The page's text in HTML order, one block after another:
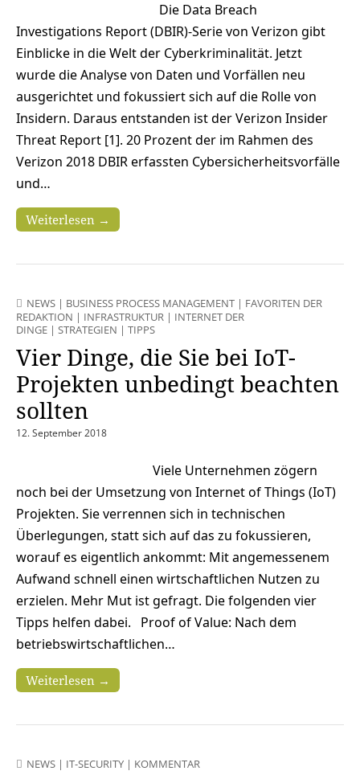
Die Data Breach
Investigations Report (DBIR)-Serie von Verizon gibt
Einblicke in die Welt der Cyberkriminalität. Jetzt
wurde die Analyse von Daten und Vorfällen neu
ausgerichtet und fokussiert sich auf die Rolle von
Insidern. Daraus entstanden ist der Verizon Insider
Threat Report [1]. 20 Prozent der im Rahmen des
Verizon 2018 DBIR erfassten Cybersicherheitsvorfälle
und…
Weiterlesen →
NEWS | BUSINESS PROCESS MANAGEMENT | FAVORITEN DER
REDAKTION | INFRASTRUKTUR | INTERNET DER
DINGE | STRATEGIEN | TIPPS
Vier Dinge, die Sie bei IoT-
Projekten unbedingt beachten
sollten
12. September 2018
Viele Unternehmen zögern
noch bei der Umsetzung von Internet of Things (IoT)
Projekten. Sie verrennen sich in technischen
Überlegungen, statt sich auf das zu fokussieren,
worauf es eigentlich ankommt: Mit angemessenem
Aufwand schnell einen wirtschaftlichen Nutzen zu
erzielen. Mehr Mut ist gefragt. Die folgenden vier
Tipps helfen dabei. Proof of Value: Nach dem
betriebswirtschaftlichen…
Weiterlesen →
NEWS | IT-SECURITY | KOMMENTAR